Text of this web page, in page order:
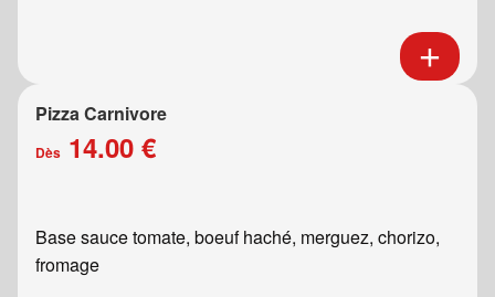
Pizza Carnivore
Dès 14.00 €
Base sauce tomate, boeuf haché, merguez, chorizo,
fromage